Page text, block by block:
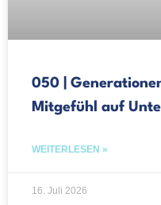
050 |
Mitgefühl auf
WEITERLESEN »
16. Juli 2026